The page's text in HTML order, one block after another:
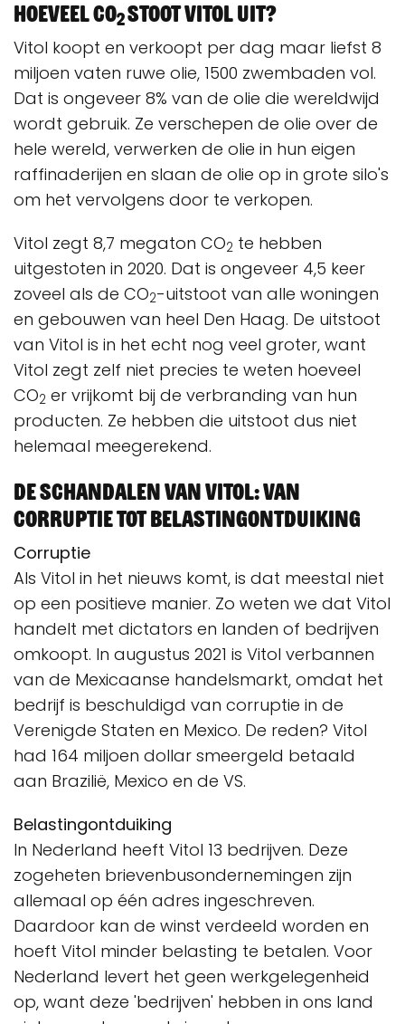
Hoeveel CO2stoot Vitol uit?
Vitol koopt en verkoopt per dag maar liefst 8
miljoen vaten ruwe olie, 1500 zwembaden vol.
Dat is ongeveer 8% van de olie die wereldwijd
wordt gebruik. Ze verschepen de olie over de
hele wereld, verwerken de olie in hun eigen
raffinaderijen en slaan de olie op in grote silo's
om het vervolgens door te verkopen.
Vitol zegt 8,7 megaton CO2 te hebben
uitgestoten in 2020. Dat is ongeveer 4,5 keer
zoveel als de CO2-uitstoot van alle woningen
en gebouwen van heel Den Haag. De uitstoot
van Vitol is in het echt nog veel groter, want
Vitol zegt zelf niet precies te weten hoeveel
CO2 er vrijkomt bij de verbranding van hun
producten. Ze hebben die uitstoot dus niet
helemaal meegerekend.
De schandalen van Vitol: van
corruptie tot belastingontduiking
Corruptie
Als Vitol in het nieuws komt, is dat meestal niet
op een positieve manier. Zo weten we dat Vitol
handelt met dictators en landen of bedrijven
omkoopt. In augustus 2021 is Vitol verbannen
van de Mexicaanse handelsmarkt, omdat het
bedrijf is beschuldigd van corruptie in de
Verenigde Staten en Mexico. De reden? Vitol
had 164 miljoen dollar smeergeld betaald
aan Brazilië, Mexico en de VS.
Belastingontduiking
In Nederland heeft Vitol 13 bedrijven. Deze
zogeheten brievenbusondernemingen zijn
allemaal op één adres ingeschreven.
Daardoor kan de winst verdeeld worden en
hoeft Vitol minder belasting te betalen. Voor
Nederland levert het geen werkgelegenheid
op, want deze 'bedrijven' hebben in ons land